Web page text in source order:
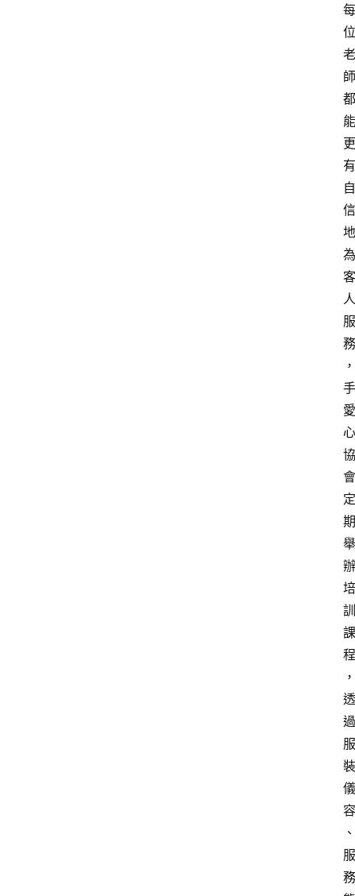
每
位
老
師
都
能
更
有
自
信
地
為
客
人
服
務
，
手
愛
心
協
會
定
期
舉
辦
培
訓
課
程
，
透
過
服
裝
儀
容
、
服
務